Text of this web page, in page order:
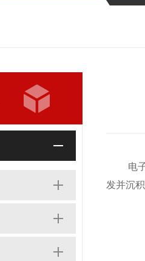
电子束
发并沉